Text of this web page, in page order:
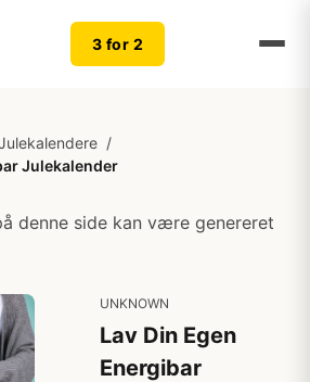
3 for 2
/
Julekalender
denne side kan være genereret
UNKNOWN
Lav Din Egen
Energibar